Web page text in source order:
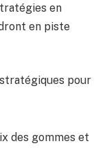
en
en piste
pour
des gommes et